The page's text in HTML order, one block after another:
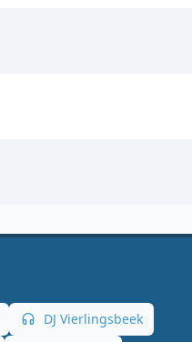
DJ Vierlingsbeek